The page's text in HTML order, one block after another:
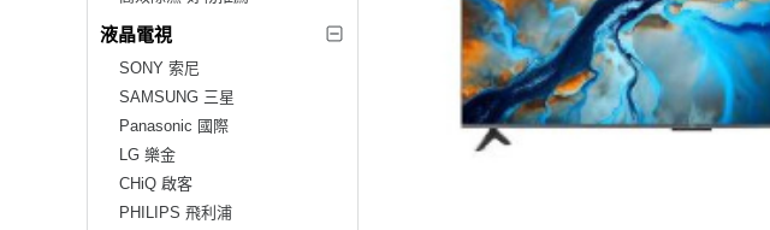
液晶電視
SONY 索尼
SAMSUNG 三星
Panasonic 國際
LG 樂金
CHiQ 啟客
PHILIPS 飛利浦